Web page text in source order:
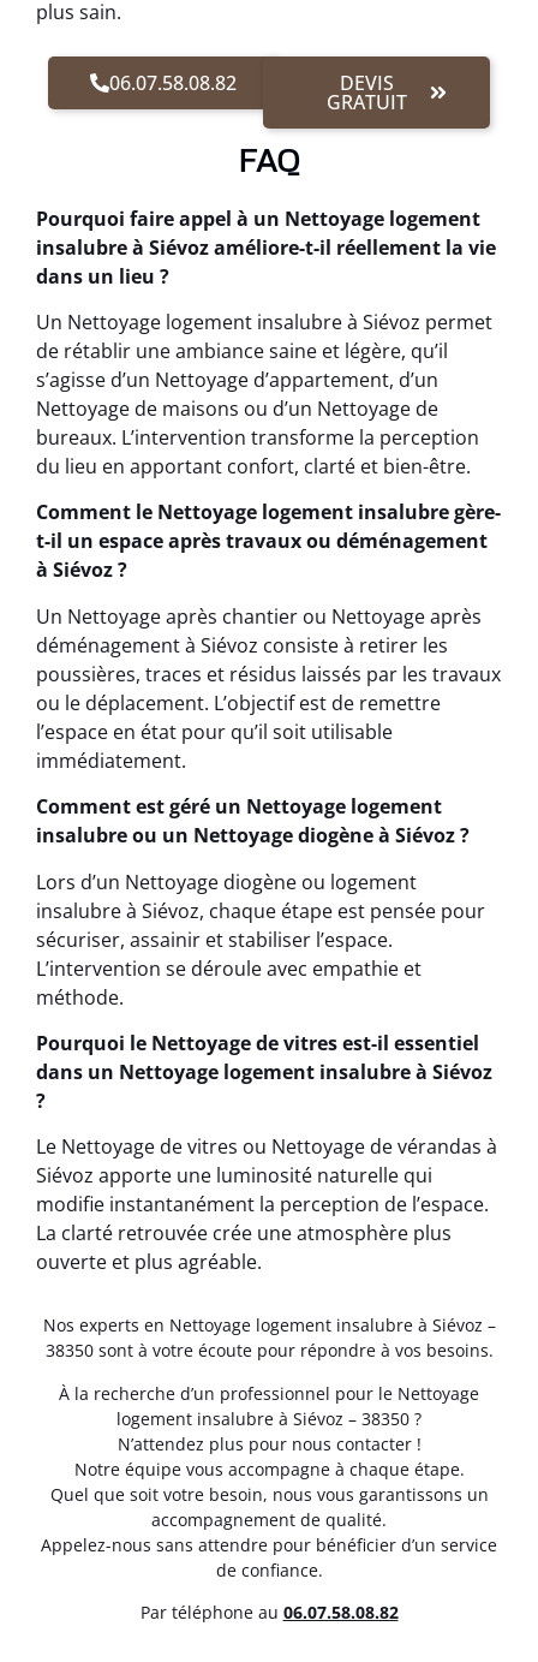
plus sain.
06.07.58.08.82 DEVIS
GRATUIT
FAQ
Pourquoi faire appel à un Nettoyage logement
insalubre à Siévoz améliore-t-il réellement la vie
dans un lieu ?
Un Nettoyage logement insalubre à Siévoz permet
de rétablir une ambiance saine et légère, qu’il
s’agisse d’un Nettoyage d’appartement, d’un
Nettoyage de maisons ou d’un Nettoyage de
bureaux. L’intervention transforme la perception
du lieu en apportant confort, clarté et bien-être.
Comment le Nettoyage logement insalubre gère-
t-il un espace après travaux ou déménagement
à Siévoz ?
Un Nettoyage après chantier ou Nettoyage après
déménagement à Siévoz consiste à retirer les
poussières, traces et résidus laissés par les travaux
ou le déplacement. L’objectif est de remettre
l’espace en état pour qu’il soit utilisable
immédiatement.
Comment est géré un Nettoyage logement
insalubre ou un Nettoyage diogène à Siévoz ?
Lors d’un Nettoyage diogène ou logement
insalubre à Siévoz, chaque étape est pensée pour
sécuriser, assainir et stabiliser l’espace.
L’intervention se déroule avec empathie et
méthode.
Pourquoi le Nettoyage de vitres est-il essentiel
dans un Nettoyage logement insalubre à Siévoz
?
Le Nettoyage de vitres ou Nettoyage de vérandas à
Siévoz apporte une luminosité naturelle qui
modifie instantanément la perception de l’espace.
La clarté retrouvée crée une atmosphère plus
ouverte et plus agréable.
Nos experts en Nettoyage logement insalubre à Siévoz –
38350 sont à votre écoute pour répondre à vos besoins.
À la recherche d’un professionnel pour le Nettoyage
logement insalubre à Siévoz – 38350 ?
N’attendez plus pour nous contacter !
Notre équipe vous accompagne à chaque étape.
Quel que soit votre besoin, nous vous garantissons un
accompagnement de qualité.
Appelez-nous sans attendre pour bénéficier d’un service
de confiance.
Par téléphone au 06.07.58.08.82